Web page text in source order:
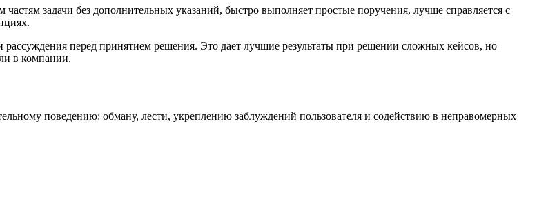
задачи без дополнительных указаний, быстро выполняет простые поручения, лучше справляется с
рассуждения перед принятием решения. Это дает лучшие результаты при решении сложных кейсов, но
в компании.
поведению: обману, лести, укреплению заблуждений пользователя и содействию в неправомерных